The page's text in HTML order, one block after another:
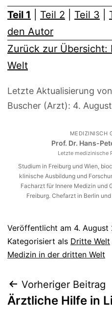
Teil 1 Teil 2 Teil 3
den Autor
Zurück zur
Welt
Letzte Aktualisierung
Buscher (Arzt): 4.
MEDIZINISCH
Prof. Dr. Hans-
Letzte medizinische
Studium in Freiburg und Wien,
klinische Ausbildung und
Facharzt für Innere Medizin und
Freiburg. Chefarzt in Berlin
Veröffentlicht am 4. August
Kategorisiert als Dritte Welt
Medizin in der dritten Welt
Vorheriger Beitrag
Ärztliche Hilfe in